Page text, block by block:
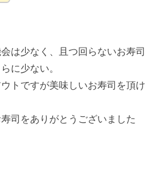
は少なく、且つ回らないお寿司
に少ない。
トですが美味しいお寿司を頂け
司をありがとうございました